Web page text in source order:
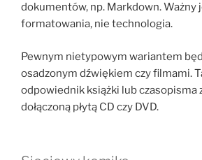
dokumentów, np. Markdown. Ważny
formatowania, nie technologia.
Pewnym nietypowym wariantem
osadzonym dźwiękiem czy filmami.
odpowiednik książki lub czasopisma
dołączoną płytą CD czy DVD.